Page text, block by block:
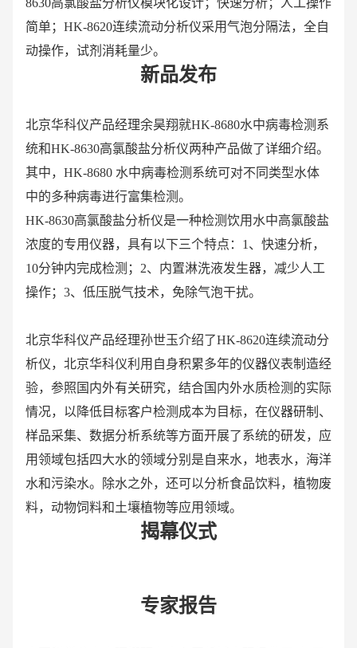
8630高氯酸盐分析仪模块化设计；快速分析；人工操作
简单；HK-8620连续流动分析仪采用气泡分隔法，全自
动操作，试剂消耗量少。
新品发布
北京华科仪产品经理余昊翔就HK-8680水中病毒检测系
统和HK-8630高氯酸盐分析仪两种产品做了详细介绍。
其中，HK-8680 水中病毒检测系统可对不同类型水体
中的多种病毒进行富集检测。
HK-8630高氯酸盐分析仪是一种检测饮用水中高氯酸盐
浓度的专用仪器，具有以下三个特点：1、快速分析，
10分钟内完成检测；2、内置淋洗液发生器，减少人工
操作；3、低压脱气技术，免除气泡干扰。
北京华科仪产品经理孙世玉介绍了HK-8620连续流动分
析仪，北京华科仪利用自身积累多年的仪器仪表制造经
验，参照国内外有关研究，结合国内外水质检测的实际
情况，以降低目标客户检测成本为目标，在仪器研制、
样品采集、数据分析系统等方面开展了系统的研发，应
用领域包括四大水的领域分别是自来水，地表水，海洋
水和污染水。除水之外，还可以分析食品饮料，植物废
料，动物饲料和土壤植物等应用领域。
揭幕仪式
专家报告